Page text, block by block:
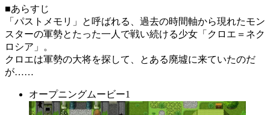
■あらすじ
「パストメモリ」と呼ばれる、過去の時間軸から現れたモン
スターの軍勢とたった一人で戦い続ける少女「クロエ＝ネク
ロシア」。
クロエは軍勢の大将を探して、とある廃墟に来ていたのだ
が……
オープニングムービー1